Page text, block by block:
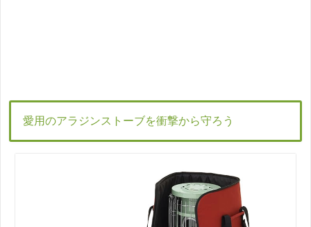
愛用のアラジンストーブを衝撃から守ろう